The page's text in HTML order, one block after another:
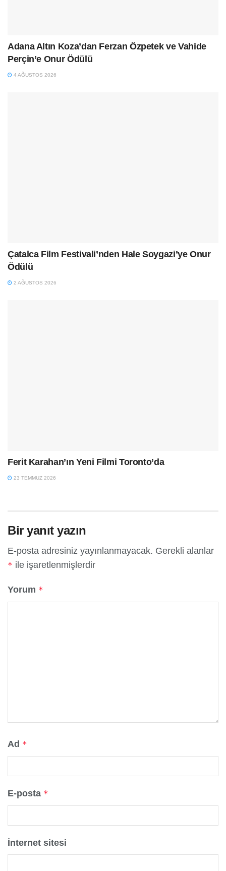
Adana Altın Koza’dan Ferzan Özpetek ve Vahide
Perçin’e Onur Ödülü
4 AĞUSTOS 2026
Çatalca Film Festivali’nden Hale Soygazi’ye Onur
Ödülü
2 AĞUSTOS 2026
Ferit Karahan’ın Yeni Filmi Toronto’da
23 TEMMUZ 2026
Bir yanıt yazın
E-posta adresiniz yayınlanmayacak. Gerekli alanlar
* ile işaretlenmişlerdir
Yorum *
Ad *
E-posta *
İnternet sitesi